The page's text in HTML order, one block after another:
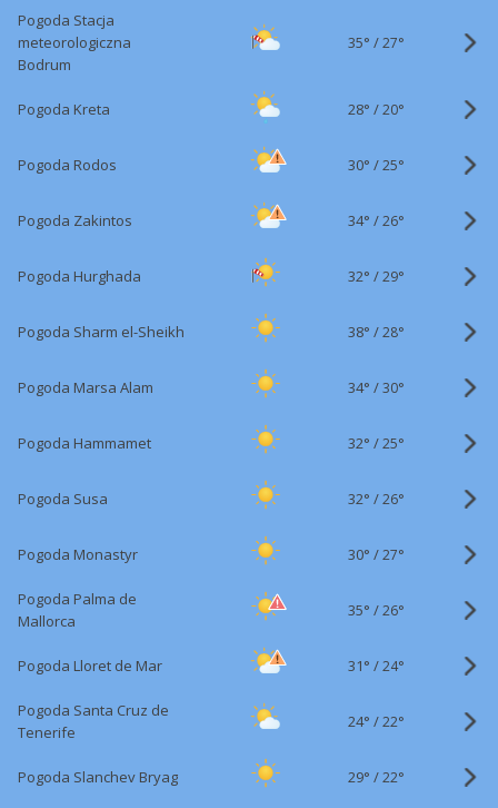
Pogoda Stacja
meteorologiczna
Bodrum
35° /27°
Pogoda Kreta 28° /20°
Pogoda Rodos 30° /25°
Pogoda Zakintos 34° /26°
Pogoda Hurghada 32° /29°
Pogoda Sharm el-Sheikh 38° /28°
Pogoda Marsa Alam 34° /30°
Pogoda Hammamet 32° /25°
Pogoda Susa 32° /26°
Pogoda Monastyr 30° /27°
Pogoda Palma de
Mallorca
35° /26°
Pogoda Lloret de Mar 31° /24°
Pogoda Santa Cruz de
Tenerife
24° /22°
Pogoda Slanchev Bryag 29° /22°